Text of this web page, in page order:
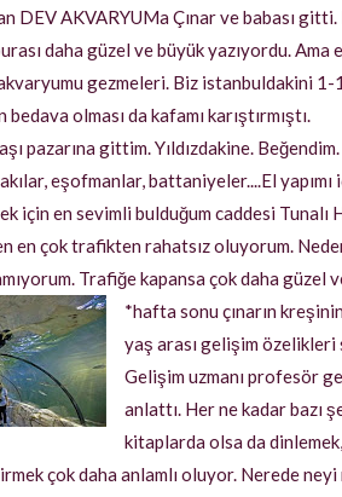
DEV AKVARYUMa Çınar ve babası
daha güzel ve büyük yazıyordu.
gezmeleri. Biz istanbuldakini
olması da kafamı karıştırmıştı.
pazarına gittim. Yıldızdakine.
eşofmanlar, battaniyeler....El
için en sevimli bulduğum caddesi
en çok trafikten rahatsız oluyorum.
Trafiğe kapansa çok daha güzel
*hafta sonu çınarın
yaş arası gelişim özelikleri
Gelişim uzmanı profesör
anlattı. Her ne kadar bazı
kitaplarda olsa da
çok daha anlamlı oluyor. Nerede neyi